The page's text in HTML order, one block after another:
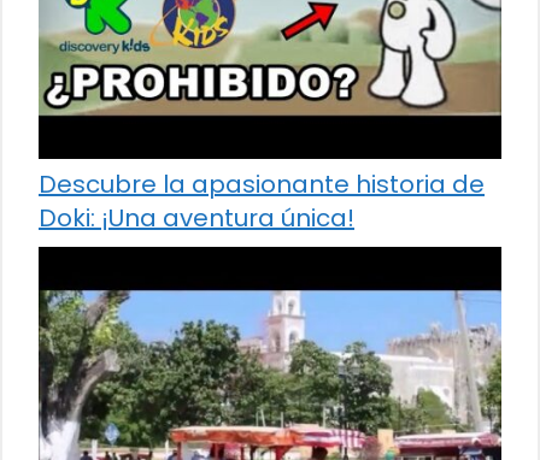
Descubre la apasionante historia de
Doki: ¡Una aventura única!